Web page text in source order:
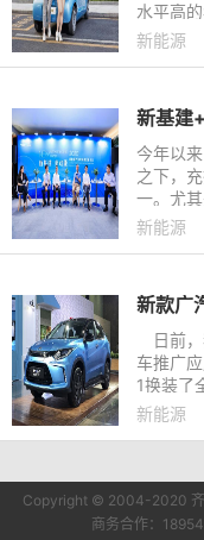
水平高
质的风
新能源
新基建
今年以
之下，
一。尤
工作报
新能源
新款广
日前，
车推广
1换装了
在动力
新能源
Copyright © 2004-2020
商务合作：